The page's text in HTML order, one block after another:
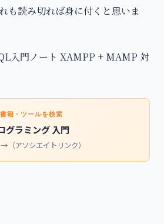
も読み切れば身に付くと思いま
入門ノート XAMPP + MAMP 対
籍・ツールを検索
グラミング 入門
アソシエイトリンク）